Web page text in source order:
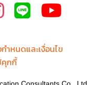
ำหนดและเงื่อนไข
คุกกี้
Consultants Co., Ltd.